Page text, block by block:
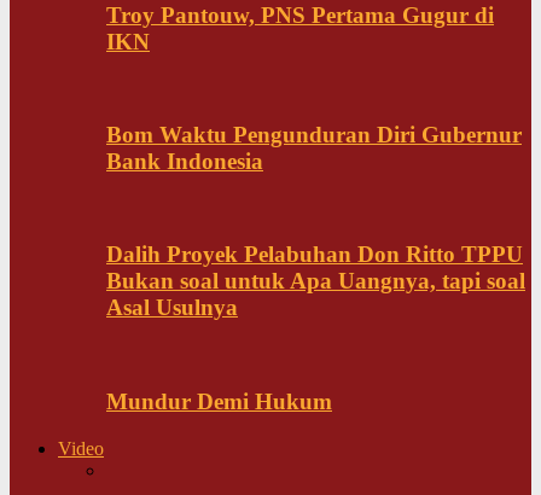
Troy Pantouw, PNS Pertama Gugur di
IKN
Bom Waktu Pengunduran Diri Gubernur
Bank Indonesia
Dalih Proyek Pelabuhan Don Ritto TPPU
Bukan soal untuk Apa Uangnya, tapi soal
Asal Usulnya
Mundur Demi Hukum
Video